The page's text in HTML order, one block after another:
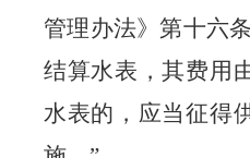
管理办法》第十六
结算水表，其费用
水表的，应当征得